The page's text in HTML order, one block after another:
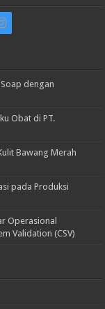
dengan
Obat di PT.
Bawang Merah
pada Produksi
Operasional
Validation (CSV)